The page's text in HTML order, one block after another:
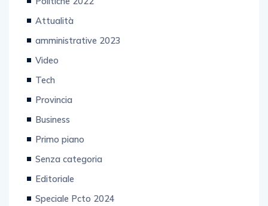
Attualità
amministrative 2023
Video
Tech
Provincia
Business
Primo piano
Senza categoria
Editoriale
Speciale Pcto 2024